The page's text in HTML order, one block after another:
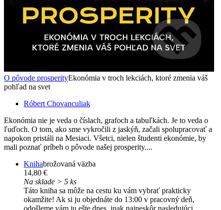
O pôvode prosperityEkonómia v troch lekciách, ktoré zmenia váš
pohľad na svet
Róbert Chovanculiak
Ekonómia nie je veda o číslach, grafoch a tabuľkách. Je to veda o
ľuďoch. O tom, ako sme vykročili z jaskýň, začali spolupracovať a
napokon pristáli na Mesiaci. Všetci, nielen študenti ekonómie, by
mali poznať príbeh o pôvode našej prosperity....
Knihabrožovaná väzba
14,80 €
Na sklade > 5 ks
Táto kniha sa môže na cestu ku vám vybrať prakticky
okamžite! Ak si ju objednáte do 13:00 v pracovný deň,
odošleme vám ju ešte dnes, inak najneskôr nasledujúci